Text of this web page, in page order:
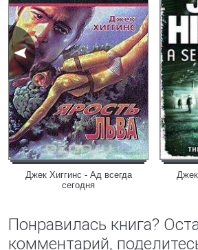
Джек Хиггинс - Ад всегда
сегодня
Понравилась книга?
комментарий,